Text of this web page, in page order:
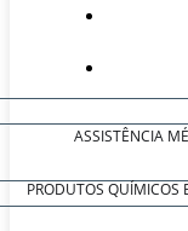
ASSISTÊNCIA
PRODUTOS QUÍMICOS